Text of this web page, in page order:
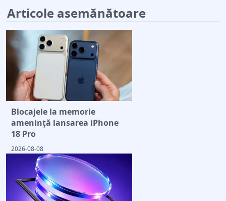
Articole asemănătoare
Blocajele la memorie
amenință lansarea iPhone
18 Pro
2026-08-08